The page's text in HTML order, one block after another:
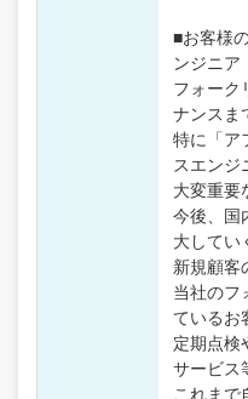
■お客様
ンジニア
フォーク
ナンスま
特に「ア
スエンジ
大変重要
今後、国
大してい
新規顧客
当社のフ
ているお
定期点検
サービス
これまで